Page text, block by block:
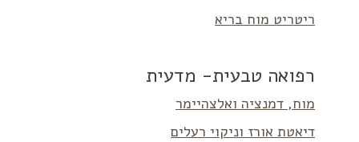
ריטריט מוח בריא
רפואה טבעית- מדעית
מוח, דמנציה ואלצהיימר
דיאטת אורז וניקוי רעלים